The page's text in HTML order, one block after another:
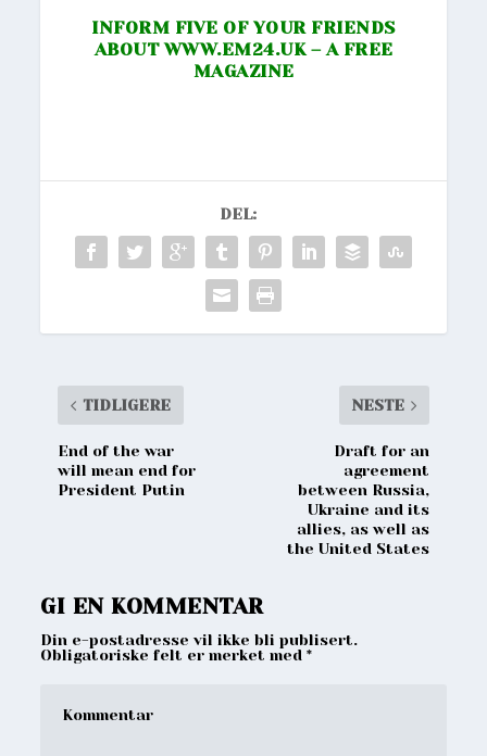
INFORM FIVE OF YOUR FRIENDS
ABOUTWWW.EM24.UK– A FREE
MAGAZINE
DEL:
TIDLIGERE
End of the war
will mean end for
President Putin
NESTE
Draft for an
agreement
between Russia,
Ukraine and its
allies, as well as
the United States
GI EN KOMMENTAR
Din e-postadresse vil ikke bli publisert.
Obligatoriske felt er merket med*